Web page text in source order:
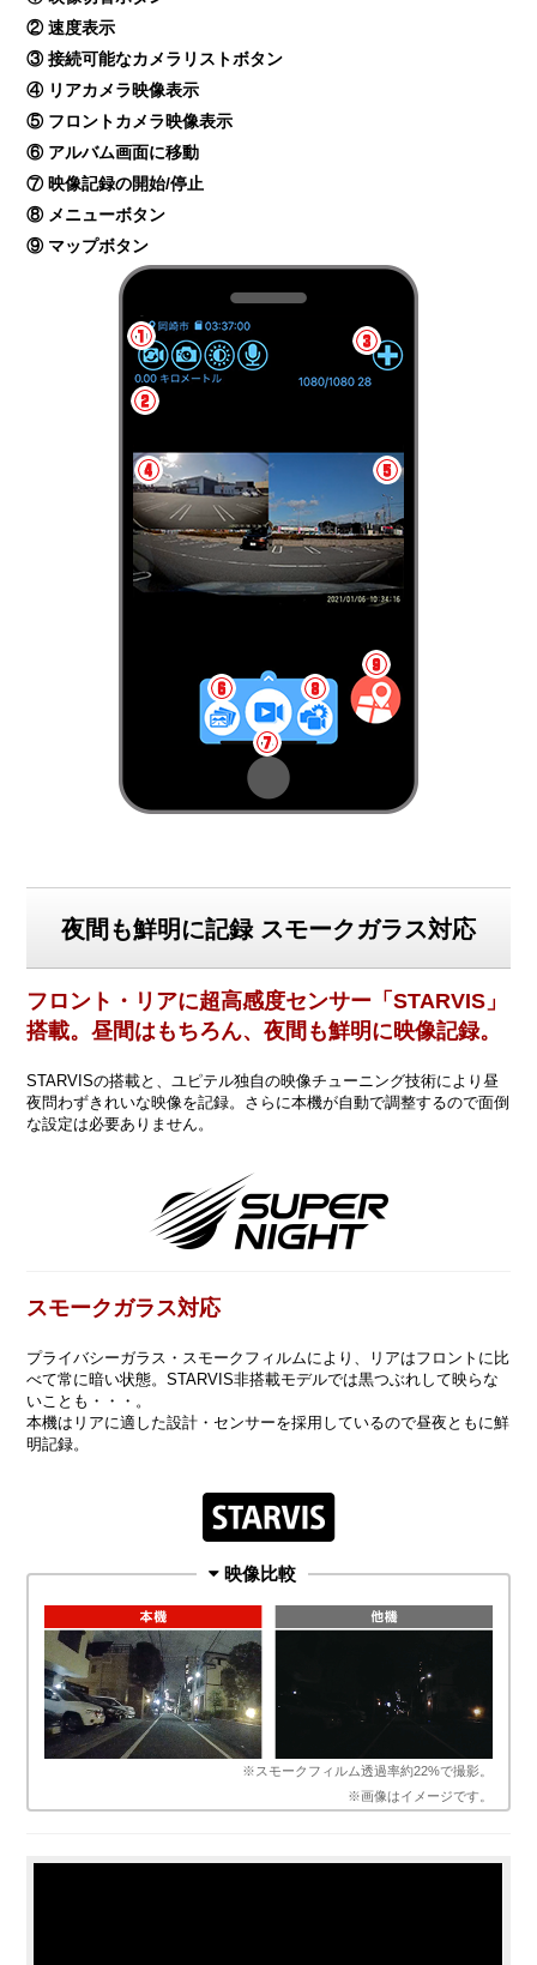
② 速度表示
③ 接続可能なカメラリストボタン
④ リアカメラ映像表示
⑤ フロントカメラ映像表示
⑥ アルバム画面に移動
⑦ 映像記録の開始/停止
⑧ メニューボタン
⑨ マップボタン
夜間も鮮明に記録 スモークガラス対応
フロント・リアに超高感度センサー「STARVIS」
搭載。昼間はもちろん、夜間も鮮明に映像記録。
STARVISの搭載と、ユピテル独自の映像チューニング技術により昼
夜問わずきれいな映像を記録。さらに本機が自動で調整するので面倒
な設定は必要ありません。
スモークガラス対応
プライバシーガラス・スモークフィルムにより、リアはフロントに比
べて常に暗い状態。STARVIS非搭載モデルでは黒つぶれして映らな
いことも・・・。
本機はリアに適した設計・センサーを採用しているので昼夜ともに鮮
明記録。
映像比較
※スモークフィルム透過率約22%で撮影。
※画像はイメージです。